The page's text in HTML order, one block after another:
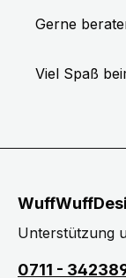
Gerne
Viel Spaß
Unterstützung
0711 -